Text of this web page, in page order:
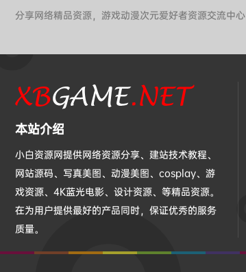
分享网络精品资源，游戏动漫次元爱好者资源交流中心
本站介绍
小白资源网提供网络资源分享、建站技术教程、
网站源码、写真美图、动漫美图、cosplay、游
戏资源、4K蓝光电影、设计资源、等精品资源。
在为用户提供最好的产品同时，保证优秀的服务
质量。